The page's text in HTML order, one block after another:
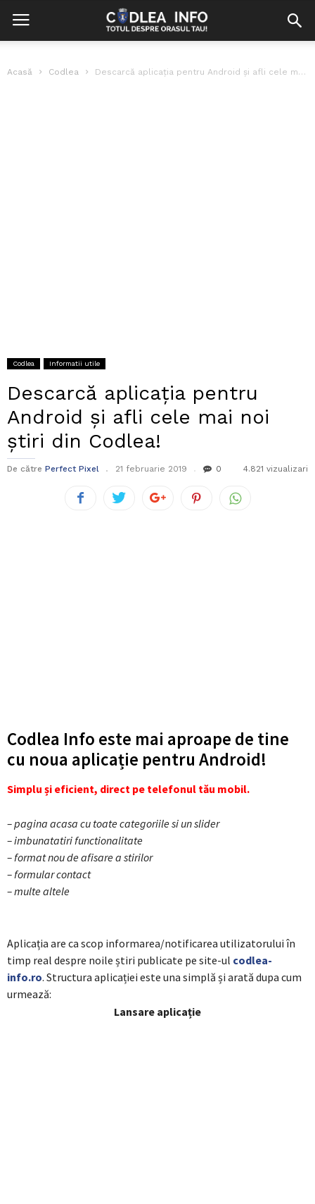
Acasă Codlea Descarcă aplicația pentru Android și afli cele mai noi știri din Codlea!
Codlea Informatii utile
Descarcă aplicația pentru
Android și afli cele mai noi
știri din Codlea!
De către Perfect Pixel 21 februarie 2019 0 4.821 vizualizari
Codlea Info este mai aproape de tine
cu noua aplicație pentru Android!
Simplu și eficient, direct pe telefonul tău mobil.
– pagina acasa cu toate categoriile si un slider
– imbunatatiri functionalitate
– format nou de afisare a stirilor
– formular contact
– multe altele
Aplicația are ca scop informarea/notificarea utilizatorului în
timp real despre noile știri publicate pe site-ul codlea-
info.ro. Structura aplicației este una simplă și arată dupa cum
urmează:
Lansare aplicație